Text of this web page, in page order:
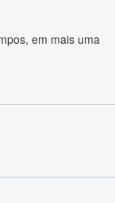
em mais uma